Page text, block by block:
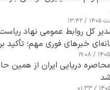
کل روابط عمومی نهاد
خبرهای فوری مهم؛ تأکید
هوشمند و مسئول در ارتقای
دریایی ایران از همین